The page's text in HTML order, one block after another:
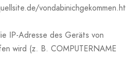
vondabinichgekommen.ht
IP-Adresse des Geräts von
wird (z. B. COMPUTERNAME